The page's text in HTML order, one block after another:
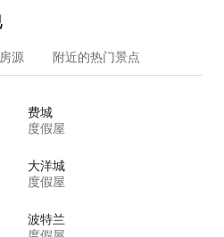
源 附近的热门景点
费城
度假屋
大洋城
度假屋
波特兰